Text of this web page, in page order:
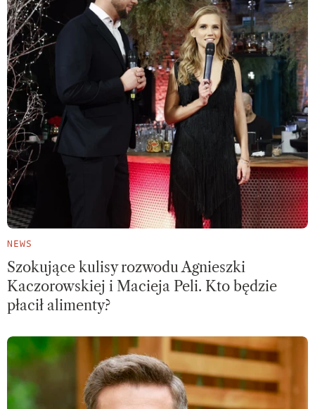
NEWS
Szokujące kulisy rozwodu Agnieszki
Kaczorowskiej i Macieja Peli. Kto będzie
płacił alimenty?